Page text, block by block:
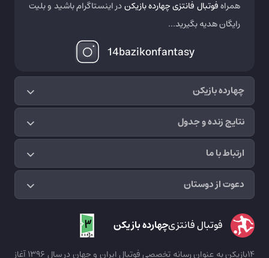
چهارده بازیکن
نتایج زنده و جدول
ارتباط با ما
دعوت از دوستان
همراهفوتبال فانتزی چهارده بازیکندر اینستاگرام باشید و بلیت
رایگان هدیه بگیرید...
14bazikonfantasy
فوتبال فانتزیچهارده بازیکن
14بازیکن به عنوان رسانه تخصصی فوتبال ایران و جهان در سال 1396 آغاز